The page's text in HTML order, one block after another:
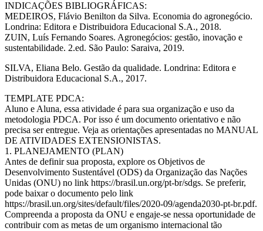
INDICAÇÕES BIBLIOGRÁFICAS:
MEDEIROS, Flávio Benilton da Silva. Economia do agronegócio.
Londrina: Editora e Distribuidora Educacional S.A., 2018.
ZUIN, Luís Fernando Soares. Agronegócios: gestão, inovação e
sustentabilidade. 2.ed. São Paulo: Saraiva, 2019.
SILVA, Eliana Belo. Gestão da qualidade. Londrina: Editora e
Distribuidora Educacional S.A., 2017.
TEMPLATE PDCA:
Aluno e Aluna, essa atividade é para sua organização e uso da
metodologia PDCA. Por isso é um documento orientativo e não
precisa ser entregue. Veja as orientações apresentadas no MANUAL
DE ATIVIDADES EXTENSIONISTAS.
1. PLANEJAMENTO (PLAN)
Antes de definir sua proposta, explore os Objetivos de
Desenvolvimento Sustentável (ODS) da Organização das Nações
Unidas (ONU) no link https://brasil.un.org/pt-br/sdgs. Se preferir,
pode baixar o documento pelo link
https://brasil.un.org/sites/default/files/2020-09/agenda2030-pt-br.pdf.
Compreenda a proposta da ONU e engaje-se nessa oportunidade de
contribuir com as metas de um organismo internacional tão